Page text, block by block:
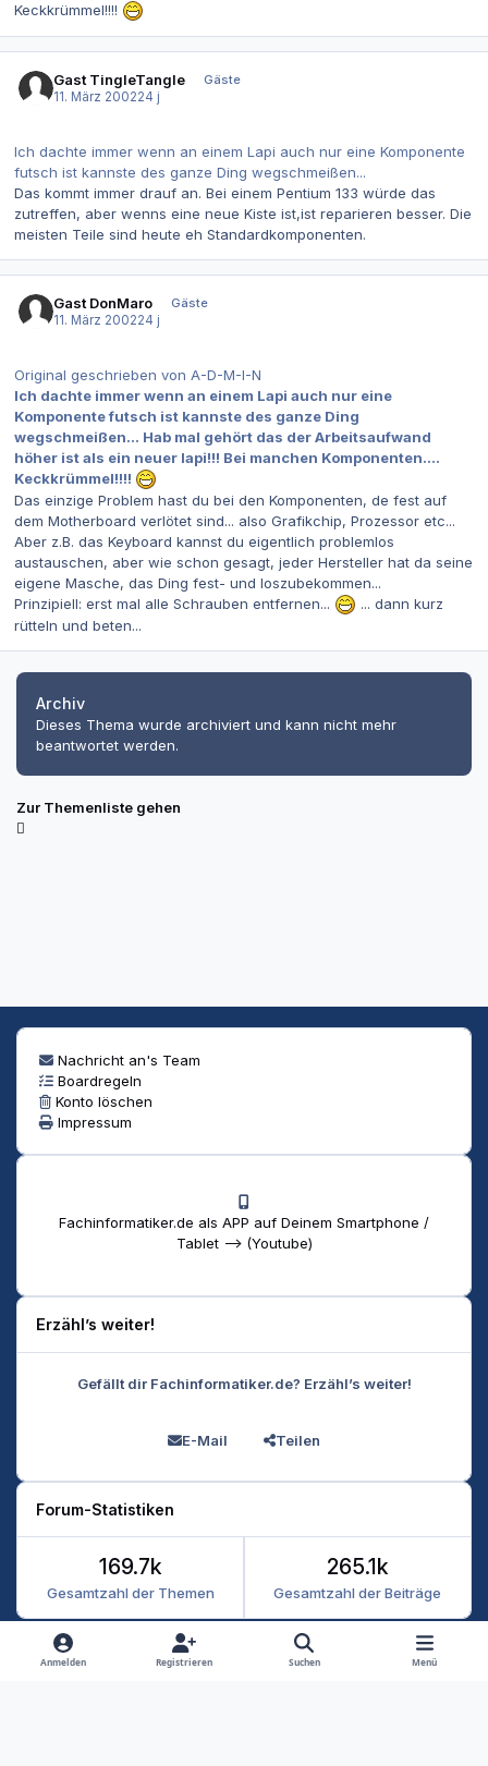
Keckkrümmel!!!!
Gast TingleTangle
Gäste
11. März 200224 j
Ich dachte immer wenn an einem Lapi auch nur eine Komponente
futsch ist kannste des ganze Ding wegschmeißen...
Das kommt immer drauf an. Bei einem Pentium 133 würde das
zutreffen, aber wenns eine neue Kiste ist,ist reparieren besser. Die
meisten Teile sind heute eh Standardkomponenten.
Gast DonMaro
Gäste
11. März 200224 j
Original geschrieben von A-D-M-I-N
Ich dachte immer wenn an einem Lapi auch nur eine
Komponente futsch ist kannste des ganze Ding
wegschmeißen... Hab mal gehört das der Arbeitsaufwand
höher ist als ein neuer lapi!!! Bei manchen Komponenten....
Keckkrümmel!!!!
Das einzige Problem hast du bei den Komponenten, de fest auf
dem Motherboard verlötet sind... also Grafikchip, Prozessor etc...
Aber z.B. das Keyboard kannst du eigentlich problemlos
austauschen, aber wie schon gesagt, jeder Hersteller hat da seine
eigene Masche, das Ding fest- und loszubekommen...
Prinzipiell: erst mal alle Schrauben entfernen...
... dann kurz
rütteln und beten...
Archiv
Dieses Thema wurde archiviert und kann nicht mehr
beantwortet werden.
Zur Themenliste gehen
Nachricht an's Team
Boardregeln
Konto löschen
Impressum
Fachinformatiker.de als APP auf Deinem Smartphone /
Tablet --> (Youtube)
Erzähl’s weiter!
Gefällt dir Fachinformatiker.de? Erzähl’s weiter!
E-Mail Teilen
Forum-Statistiken
Gesamtzahl der Themen
169.7k
Gesamtzahl der Beiträge
265.1k
Heller Modus
Dunkler Modus
Systemeinstellung
Anmelden Registrieren Suchen Menü